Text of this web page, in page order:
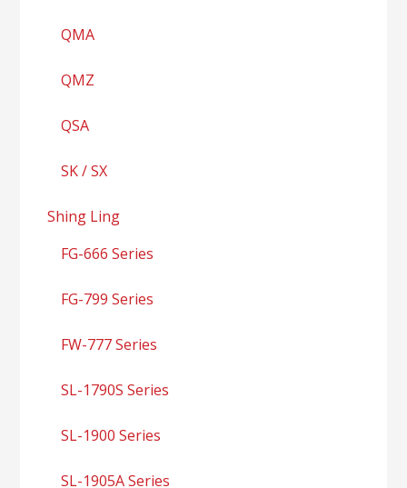
QMA
QMZ
QSA
SK / SX
Shing Ling
FG-666 Series
FG-799 Series
FW-777 Series
SL-1790S Series
SL-1900 Series
SL-1905A Series